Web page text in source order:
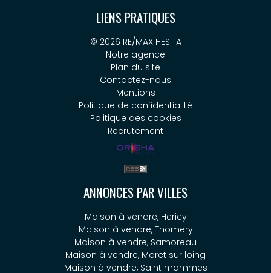
LIENS PRATIQUES
© 2026 RE/MAX HESTIA
Notre agence
Plan du site
Contactez-nous
Mentions
Politique de confidentialité
Politique des cookies
Recrutement
ANNONCES PAR VILLES
Maison à vendre, Hericy
Maison à vendre, Thomery
Maison à vendre, Samoreau
Maison à vendre, Moret sur loing
Maison à vendre, Saint mammes